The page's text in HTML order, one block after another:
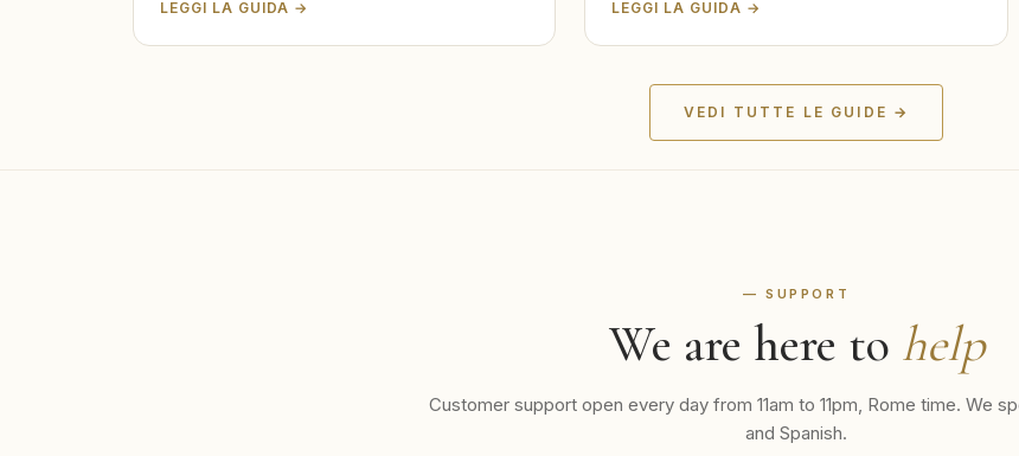
LEGGI LA GUIDA → LEGGI LA GUIDA →
VEDI TUTTE LE GUIDE →
— SUPPORT
We are here to help
Customer support open every day from 11am to 11pm, Rome time. We
and Spanish.